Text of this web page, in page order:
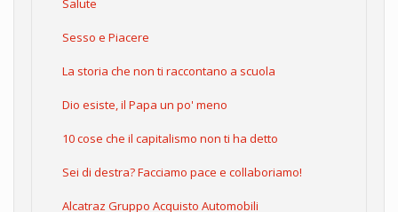
Salute
Sesso e Piacere
La storia che non ti raccontano a scuola
Dio esiste, il Papa un po' meno
10 cose che il capitalismo non ti ha detto
Sei di destra? Facciamo pace e collaboriamo!
Alcatraz Gruppo Acquisto Automobili